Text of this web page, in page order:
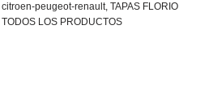
citroen-peugeot-renault, TAPAS FLORIO
TODOS LOS PRODUCTOS